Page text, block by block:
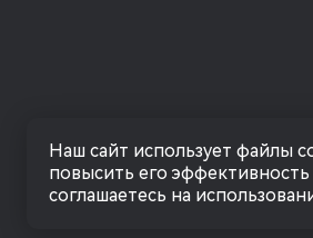
Наш сайт использует файлы
повысить его эффективность
соглашаетесь на